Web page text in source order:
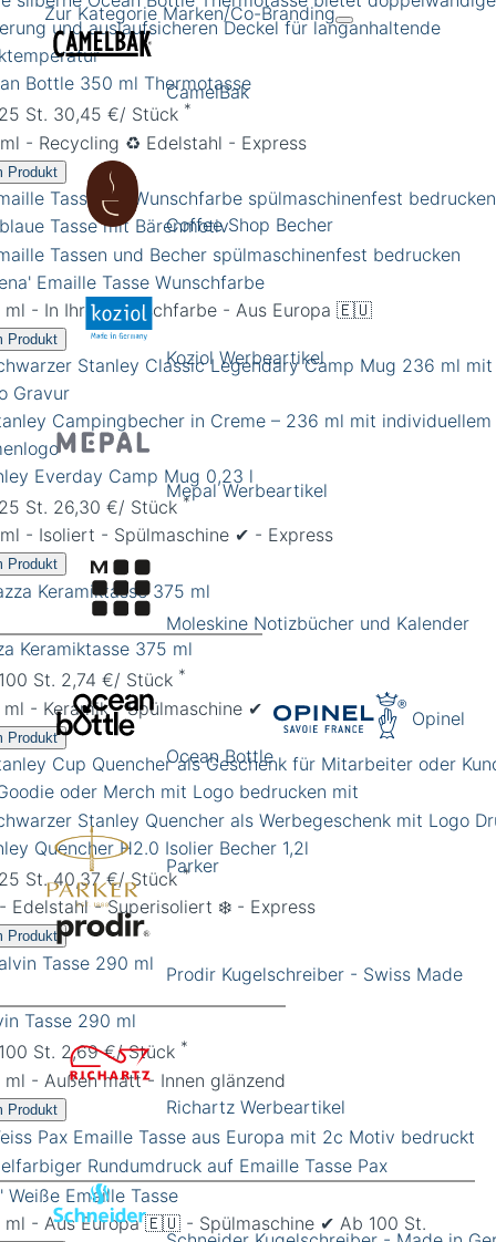
Zur Kategorie Marken/Co-Branding
CamelBak
Coffee Shop Becher
Koziol Werbeartikel
Mepal Werbeartikel
Moleskine Notizbücher und Kalender
Ocean Bottle
Opinel
Parker
Prodir Kugelschreiber - Swiss Made
Richartz Werbeartikel
Bottle 350 ml Thermotasse
St. 30,45 €/ Stück *
- Recycling ♻️ Edelstahl - Express
Produkt
Emaille Tasse Wunschfarbe
ml - In Ihrer Wunschfarbe - Aus Europa 🇪🇺
Produkt
Everday Camp Mug 0,23 l
St. 26,30 €/ Stück *
- Isoliert - Spülmaschine ✔︎ - Express
Produkt
Keramiktasse 375 ml
St. 2,74 €/ Stück *
- Keramik - Spülmaschine ✔︎
Produkt
Quencher H2.0 Isolier Becher 1,2l
St. 40,37 €/ Stück*
Edelstahl - Superisoliert ❄️ - Express
Produkt
Tasse 290 ml
St. 2,69 €/ Stück *
- Außen matt - Innen glänzend
Produkt
Weiße Emaille Tasse
ml - Aus Europa 🇪🇺 - Spülmaschine ✔︎ Ab 100 St.